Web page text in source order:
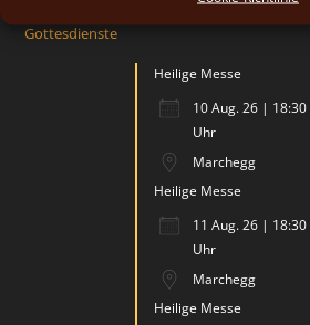
Gottesdienste
Heilige Messe
10 Aug. 26 | 18:30
Uhr
Marchegg
Heilige Messe
11 Aug. 26 | 18:30
Uhr
Marchegg
Heilige Messe